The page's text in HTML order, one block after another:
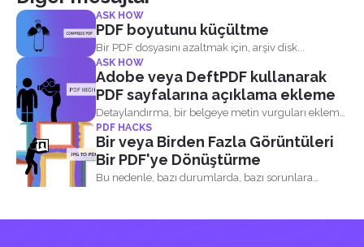
ASK HOW
PDF boyutunu küçültme
Bir PDF dosyasını azaltmak için, arşiv disk...
ASK HOW
Adobe veya DeftPDF kullanarak
PDF sayfalarına açıklama ekleme
Detaylandırma, bir belgeye metin vurguları ekleme
eylemidir ve bu...
PDF HACKS
Bir veya Birden Fazla Görüntüleri
Bir PDF'ye Dönüştürme
Bu nedenle, bazı durumlarda, bazı sorunlara